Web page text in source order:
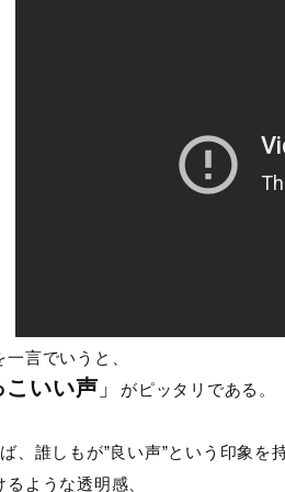
一言でいうと、
こいい声 」 がピッタリである。
、誰しもが”良い声”という印象を
るような透明感、